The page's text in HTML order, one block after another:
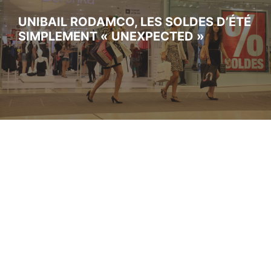
UNIBAIL RODAMCO, LES SOLDES D’ÉTÉ
SIMPLEMENT « UNEXPECTED »